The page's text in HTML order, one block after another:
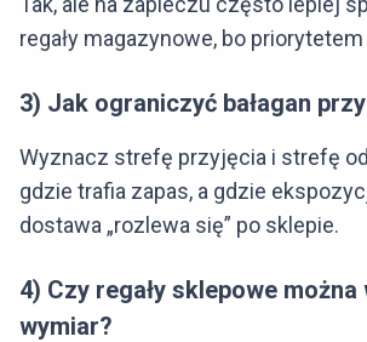
regały magazynowe, bo
3) Jak ograniczyć bałagan
Wyznacz strefę przyjęcia i strefę
gdzie trafia zapas, a gdzie
dostawa „rozlewa się” po sklepie.
4) Czy regały sklepowe można
wymiar?